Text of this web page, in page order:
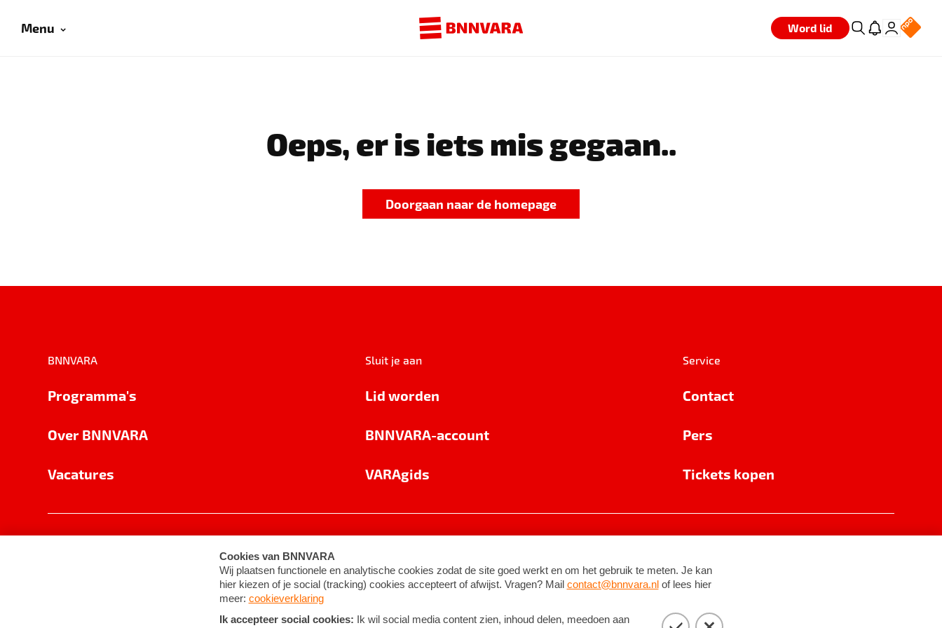
Menu Word lid
Oeps, er is iets mis gegaan..
Doorgaan naar de homepage
BNNVARA
Programma's
Over BNNVARA
Vacatures
Sluit je aan
Lid worden
BNNVARA-account
VARAgids
Service
Contact
Pers
Tickets kopen
Cookie-instellingen Algemene voorwaarden ©2026BNNVARA